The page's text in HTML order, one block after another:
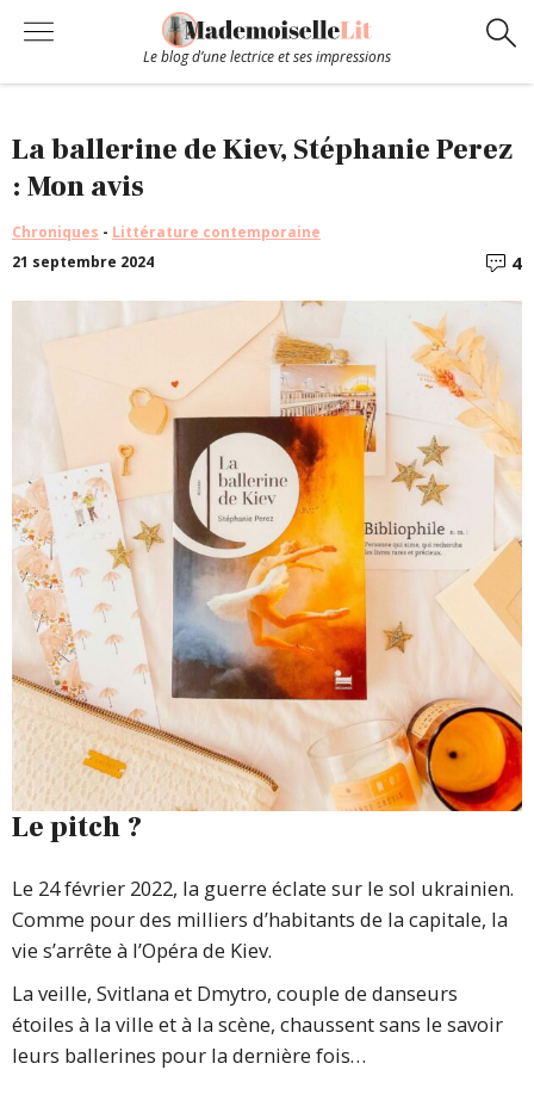
Le blog d’une lectrice et ses impressions
Bibliothèque
Contact
La ballerine de Kiev, Stéphanie Perez
: Mon avis
Chroniques - Littérature contemporaine
21 septembre 2024
4
Le pitch ?
Le 24 février 2022, la guerre éclate sur le sol ukrainien.
Comme pour des milliers d’habitants de la capitale, la
vie s’arrête à l’Opéra de Kiev.
La veille, Svitlana et Dmytro, couple de danseurs
étoiles à la ville et à la scène, chaussent sans le savoir
leurs ballerines pour la dernière fois…